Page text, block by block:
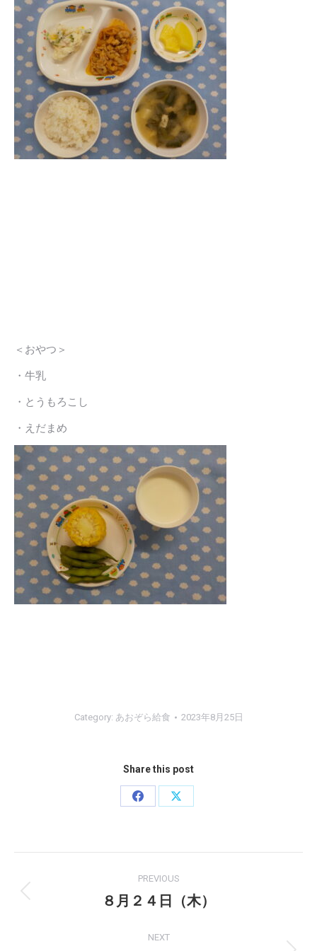
＜おやつ＞
・牛乳
・とうもろこし
・えだまめ
Category: あおぞら給食 2023年8月25日
Share this post
Share
Share
navigation
PREVIOUS
Previous
８月２４日（木）
NEXT